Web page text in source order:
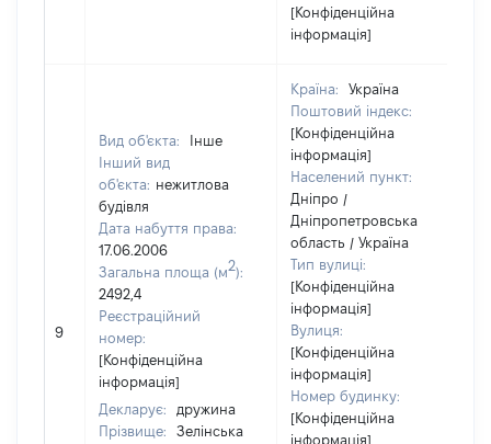
[Конфіденційна
інформація]
9
Вид об'єкта:
Інше
Інший вид
об'єкта: нежитлова
будівля
Дата набуття права:
17.06.2006
Загальна площа (м2):
2492,4
Реєстраційний
номер:
[Конфіденційна
інформація]
Декларує:
дружина
Прізвище:
Зелінська
Країна:
Україна
Поштовий індекс:
[Конфіденційна
інформація]
Населений пункт:
Дніпро /
Дніпропетровська
область / Україна
Тип вулиці:
[Конфіденційна
інформація]
Вулиця:
[Конфіденційна
інформація]
Номер будинку:
[Конфіденційна
інформація]